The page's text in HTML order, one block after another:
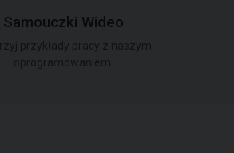
Samouczki Wideo